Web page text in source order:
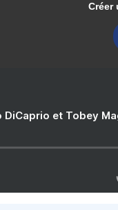
Créer
DiCaprio et Tobey